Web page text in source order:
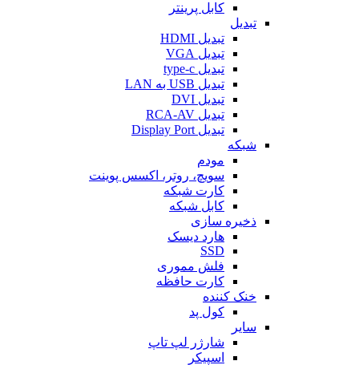
کابل پرینتر
تبدیل
تبدیل HDMI
تبدیل VGA
تبدیل type-c
تبدیل USB به LAN
تبدیل DVI
تبدیل RCA-AV
تبدیل Display Port
شبکه
مودم
سویچ، روتر، اکسس پوینت
کارت شبکه
کابل شبکه
ذخیره سازی
هارد دیسک
SSD
فلش مموری
کارت حافظه
خنک کننده
کول پد
سایر
شارژر لپ تاپ
اسپیکر